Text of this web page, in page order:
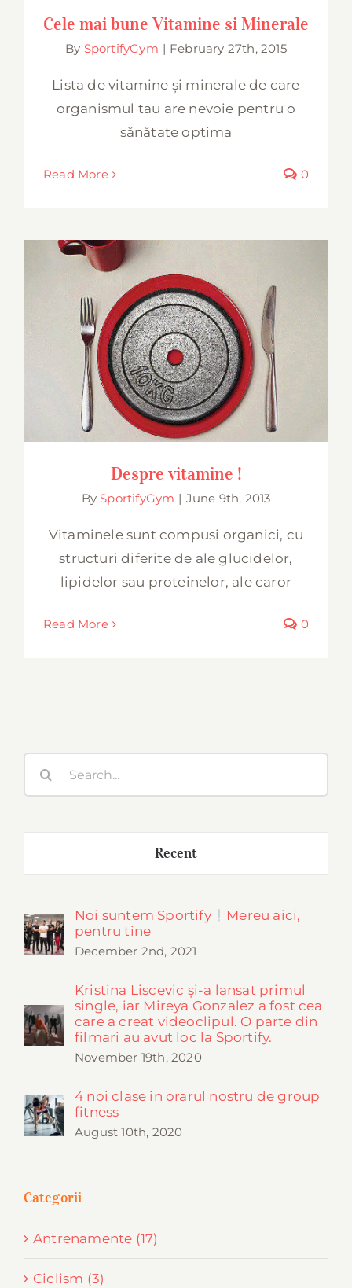
Cele mai bune Vitamine si Minerale
By SportifyGym | February 27th, 2015
Lista de vitamine și minerale de care
organismul tau are nevoie pentru o
sănătate optima
Read More 0
Despre vitamine !
Despre vitamine !
By SportifyGym | June 9th, 2013
Vitaminele sunt compusi organici, cu
structuri diferite de ale glucidelor,
lipidelor sau proteinelor, ale caror
Read More 0
Recent
Noi suntem Sportify
Mereu aici,
pentru tine
December 2nd, 2021
Kristina Liscevic și-a lansat primul
single, iar Mireya Gonzalez a fost cea
care a creat videoclipul. O parte din
filmari au avut loc la Sportify.
November 19th, 2020
4 noi clase in orarul nostru de group
fitness
August 10th, 2020
Categorii
Antrenamente (17)
Ciclism (3)